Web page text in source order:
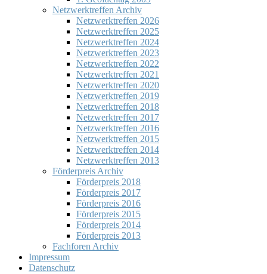
Netzwerktreffen Archiv
Netzwerktreffen 2026
Netzwerktreffen 2025
Netzwerktreffen 2024
Netzwerktreffen 2023
Netzwerktreffen 2022
Netzwerktreffen 2021
Netzwerktreffen 2020
Netzwerktreffen 2019
Netzwerktreffen 2018
Netzwerktreffen 2017
Netzwerktreffen 2016
Netzwerktreffen 2015
Netzwerktreffen 2014
Netzwerktreffen 2013
Förderpreis Archiv
Förderpreis 2018
Förderpreis 2017
Förderpreis 2016
Förderpreis 2015
Förderpreis 2014
Förderpreis 2013
Fachforen Archiv
Impressum
Datenschutz